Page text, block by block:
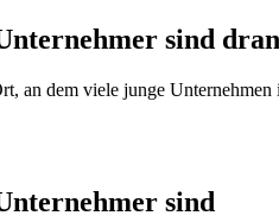
sind dran
an dem viele junge
sind